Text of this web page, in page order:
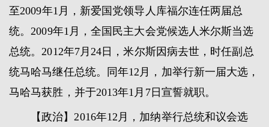
至2009年1月，新爱国党领导人库福尔连任两届总
统。2009年1月，全国民主大会党候选人米尔斯当选
总统。2012年7月24日，米尔斯因病去世，时任副总
统马哈马继任总统。同年12月，加举行新一届大选，
马哈马获胜，并于2013年1月7日宣誓就职。
【政治】2016年12月，加纳举行总统和议会选